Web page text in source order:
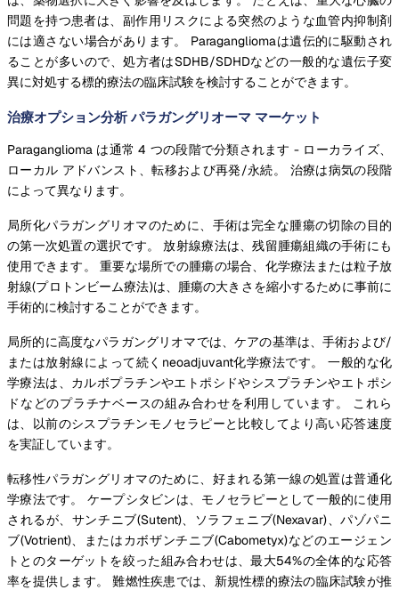
問題を持つ患者は、副作用リスクによる突然のような血管内抑制剤
には適さない場合があります。 Paragangliomaは遺伝的に駆動され
ることが多いので、処方者はSDHB/SDHDなどの一般的な遺伝子変
異に対処する標的療法の臨床試験を検討することができます。
治療オプション分析 パラガングリオーマ マーケット
Paraganglioma は通常 4 つの段階で分類されます - ローカライズ、
ローカル アドバンスト、転移および再発/永続。 治療は病気の段階
によって異なります。
局所化パラガングリオマのために、手術は完全な腫瘍の切除の目的
の第一次処置の選択です。 放射線療法は、残留腫瘍組織の手術にも
使用できます。 重要な場所での腫瘍の場合、化学療法または粒子放
射線(プロトンビーム療法)は、腫瘍の大きさを縮小するために事前に
手術的に検討することができます。
局所的に高度なパラガングリオマでは、ケアの基準は、手術および/
または放射線によって続くneoadjuvant化学療法です。 一般的な化
学療法は、カルボプラチンやエトポシドやシスプラチンやエトポシ
ドなどのプラチナベースの組み合わせを利用しています。 これら
は、以前のシスプラチンモノセラピーと比較してより高い応答速度
を実証しています。
転移性パラガングリオマのために、好まれる第一線の処置は普通化
学療法です。 ケープシタビンは、モノセラピーとして一般的に使用
されるが、サンチニブ(Sutent)、ソラフェニブ(Nexavar)、パゾパニ
ブ(Votrient)、またはカボザンチニブ(Cabometyx)などのエージェン
トとのターゲットを絞った組み合わせは、最大54%の全体的な応答
率を提供します。 難燃性疾患では、新規性標的療法の臨床試験が推